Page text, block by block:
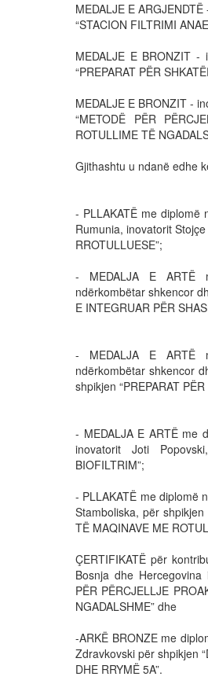
MEDALJE E
“STACION FILTRIMI
MEDALJE E BRONZIT
“PREPARAT PËR
MEDALJE E BRONZIT -
“METODË PËR
ROTULLIME TË
Gjithashtu u ndanë edhe
- PLLAKATË me diplomë
Rumunia, inovatorit
RROTULLUESE”;
- MEDALJA E ARTË
ndërkombëtar shkencor
E INTEGRUAR PËR
- MEDALJA E ARTË
ndërkombëtar shkencor
shpikjen “PREPARAT
- MEDALJA E ARTË me
inovatorit Joti
BIOFILTRIM”;
- PLLAKATË me diplomë
Stamboliska, për shpikjen
TË MAQINAVE ME
ÇERTIFIKATË për
Bosnja dhe Hercegovina
PËR PËRCJELLJE
NGADALSHME” dhe
-ARKË BRONZE me
Zdravkovski për shpikjen
DHE RRYMË 5A”.